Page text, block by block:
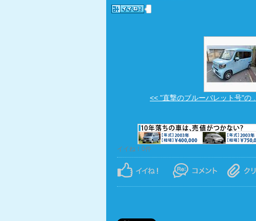
<< "直撃のブルーバレット号"の ...
イイね！0件